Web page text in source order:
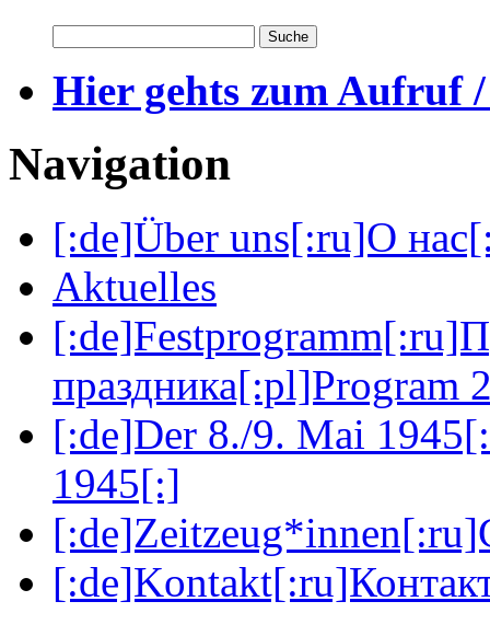
Hier gehts zum Aufruf
Navigation
[:de]Über uns[:ru]О
Aktuelles
праздника[:pl]Program
[:de]Der 8./9. Mai
1945[:]